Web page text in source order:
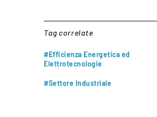
Tag correlate
#Efficienza Energetica ed
Elettrotecnologie
#Settore Industriale